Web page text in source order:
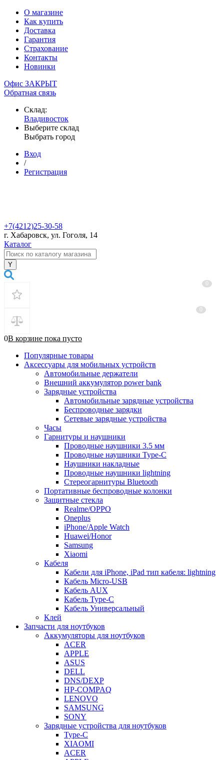
О магазине
Как купить
Доставка
Гарантия
Страхование
Контакты
Новинки
Офис ЗАКРЫТ
Обратная связь
Склад:
Владивосток
Выберите склад
Выбрать город
Вход
/
Регистрация
+7(4212)25-30-58
г. Хабаровск, ул. Гоголя, 14
Каталог
0В корзине пока пусто
Популярные товары
Аксессуары для мобильных устройств
Автомобильные держатели
Внешний аккумулятор power bank
Зарядные устройства
Автомобильные зарядные устройства
Беспроводные зарядки
Сетевые зарядные устройства
Часы
Гарнитуры и наушники
Проводные наушники 3.5 мм
Проводные наушники Type-C
Наушники накладные
Проводные наушники lightning
Стереогарнитуры Bluetooth
Портативные беспроводные колонки
Защитные стекла
Realme/OPPO
Oneplus
iPhone/Apple Watch
Huawei/Honor
Samsung
Xiaomi
Кабеля
Кабели для iPhone, iPad тип кабеля: lightning
Кабель Micro-USB
Кабель AUX
Кабель Type-C
Кабель Универсальный
Клей
Запчасти для ноутбуков
Аккумуляторы для ноутбуков
ACER
APPLE
ASUS
DELL
DNS/DEXP
HP-COMPAQ
LENOVO
SAMSUNG
SONY
Зарядные устройства для ноутбуков
Type-C
XIAOMI
ACER